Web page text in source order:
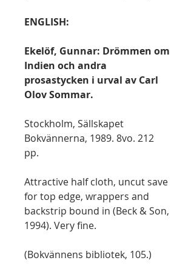
ENGLISH:
Ekelöf, Gunnar: Drömmen om
Indien och andra
prosastycken i urval av Carl
Olov Sommar.
Stockholm, Sällskapet
Bokvännerna, 1989. 8vo. 212
pp.
Attractive half cloth, uncut save
for top edge, wrappers and
backstrip bound in (Beck & Son,
1994). Very fine.
(Bokvännens bibliotek, 105.)